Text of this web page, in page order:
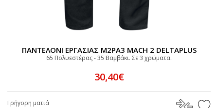
ΠΑΝΤΕΛΟΝΙ ΕΡΓΑΣΙΑΣ M2PA3 MACH 2 DELTAPLUS
65 Πολυεστέρας - 35 Bαμβάκι. Σε 3 χρώματα.
30,40€
Γρήγορη ματιά